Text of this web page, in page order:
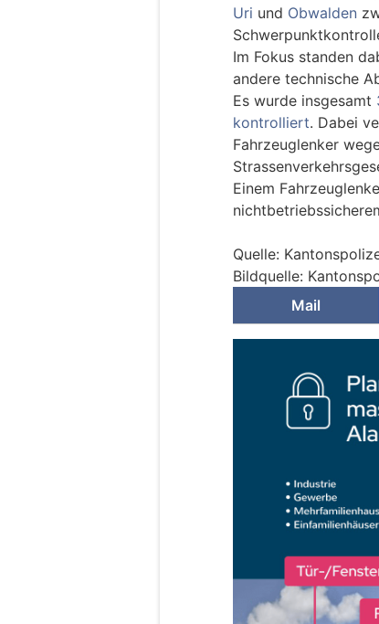
Uri und Obwalden
Im Fokus standen
andere technische
Es wurde insgesamt
kontrolliert. Dabei
Fahrzeuglenker
Einem
Quelle:
Bildquelle:
Mail